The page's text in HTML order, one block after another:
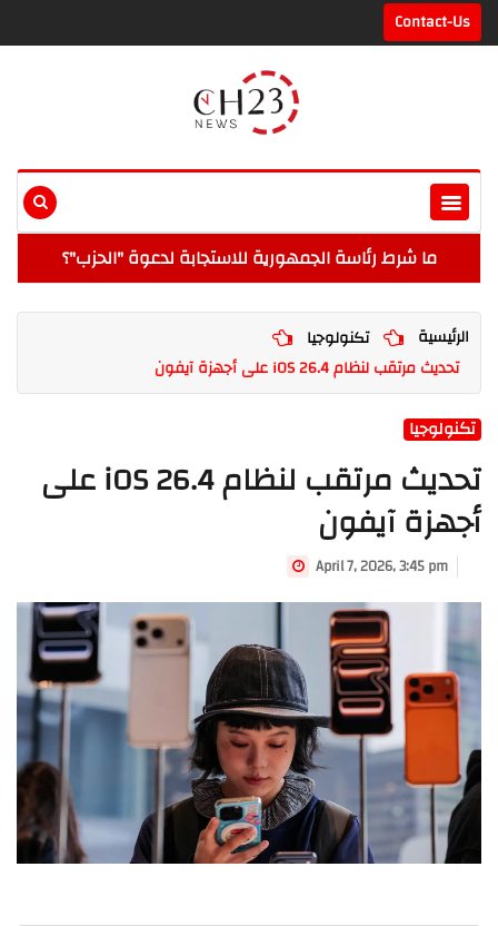
Contact-Us
ما شرط رئاسة الجمهورية للاستجابة لدعوة "الحزب"؟
الرئيسية
تكنولوجيا
تحديث مرتقب لنظام iOS 26.4 على أجهزة آيفون
تكنولوجيا
تحديث مرتقب لنظام iOS 26.4 على
أجهزة آيفون
April 7, 2026, 3:45 pm